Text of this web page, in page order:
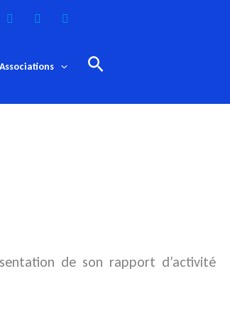
Associations Rechercher
de son rapport d’activité